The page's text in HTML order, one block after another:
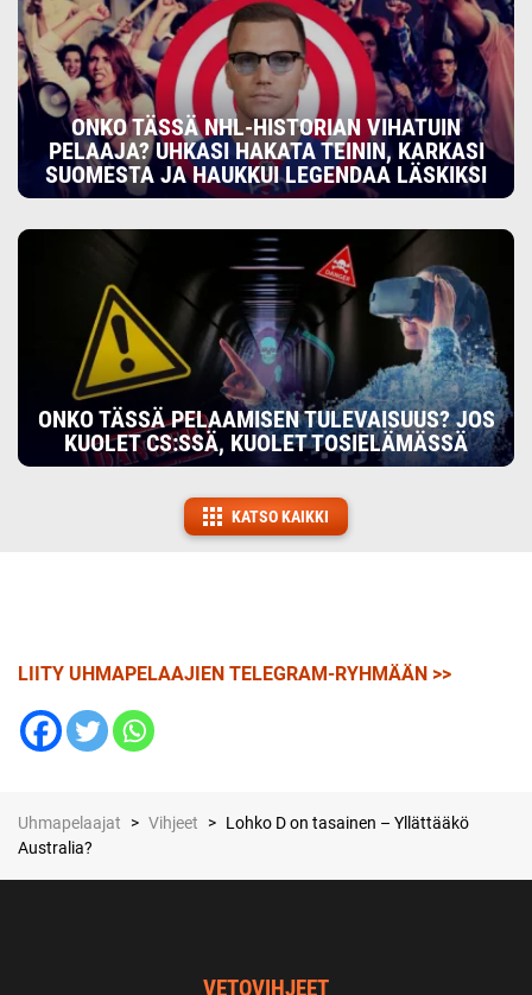
ONKO TÄSSÄ NHL-HISTORIAN VIHATUIN
PELAAJA? UHKASI HAKATA TEININ, KARKASI
SUOMESTA JA HAUKKUI LEGENDAA LÄSKIKSI
ONKO TÄSSÄ PELAAMISEN TULEVAISUUS? JOS
KUOLET CS:SSÄ, KUOLET TOSIELÄMÄSSÄ
KATSO KAIKKI
LIITY UHMAPELAAJIEN TELEGRAM-RYHMÄÄN >>
Uhmapelaajat > Vihjeet > Lohko D on tasainen – Yllättääkö
Australia?
VETOVIHJEET